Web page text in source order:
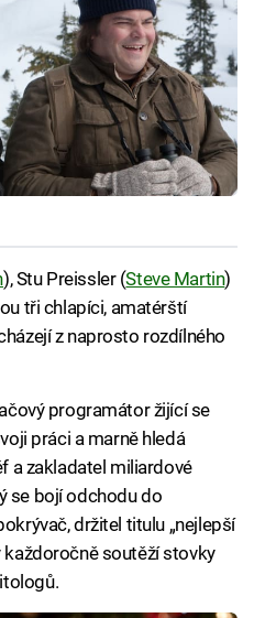
), Stu Preissler (Steve Martin)
tři chlapíci, amatérští
z naprosto rozdílného
programátor žijící se
práci a marně hledá
a zakladatel miliardové
se bojí odchodu do
držitel titulu „nejlepší
každoročně soutěží stovky